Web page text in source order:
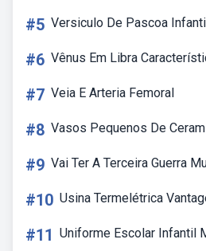
#5 Versiculo De Pascoa
#6 Vênus Em Libra
#7 Veia E Arteria Femoral
#8 Vasos Pequenos De
#9 Vai Ter A Terceira Guerra
#10 Usina Termelétrica
#11 Uniforme Escolar Infantil